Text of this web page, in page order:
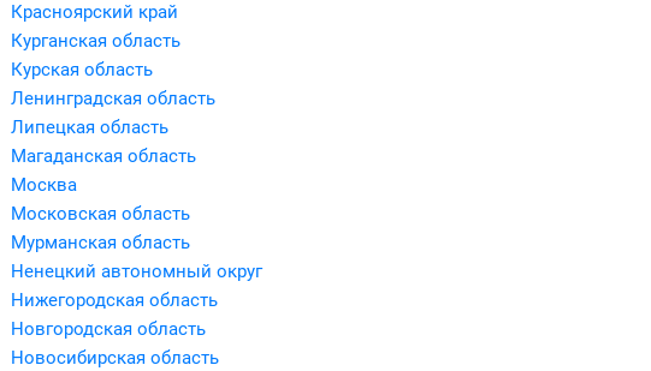
Красноярский край
Курганская область
Курская область
Ленинградская область
Липецкая область
Магаданская область
Москва
Московская область
Мурманская область
Ненецкий автономный округ
Нижегородская область
Новгородская область
Новосибирская область